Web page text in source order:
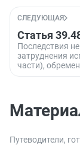
СЛЕДУЮЩАЯ
Статья
Последствия
затруднения
части),
Путеводители,